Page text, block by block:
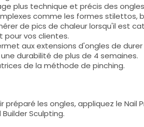
plus technique et précis des
comme les formes stilettos,
de pics de chaleur lorsqu'il est
pour vos clientes.
aux extensions d'ongles de
durabilité de plus de 4 semaines.
de la méthode de pinching.
les ongles, appliquez le Nail
Sculpting.